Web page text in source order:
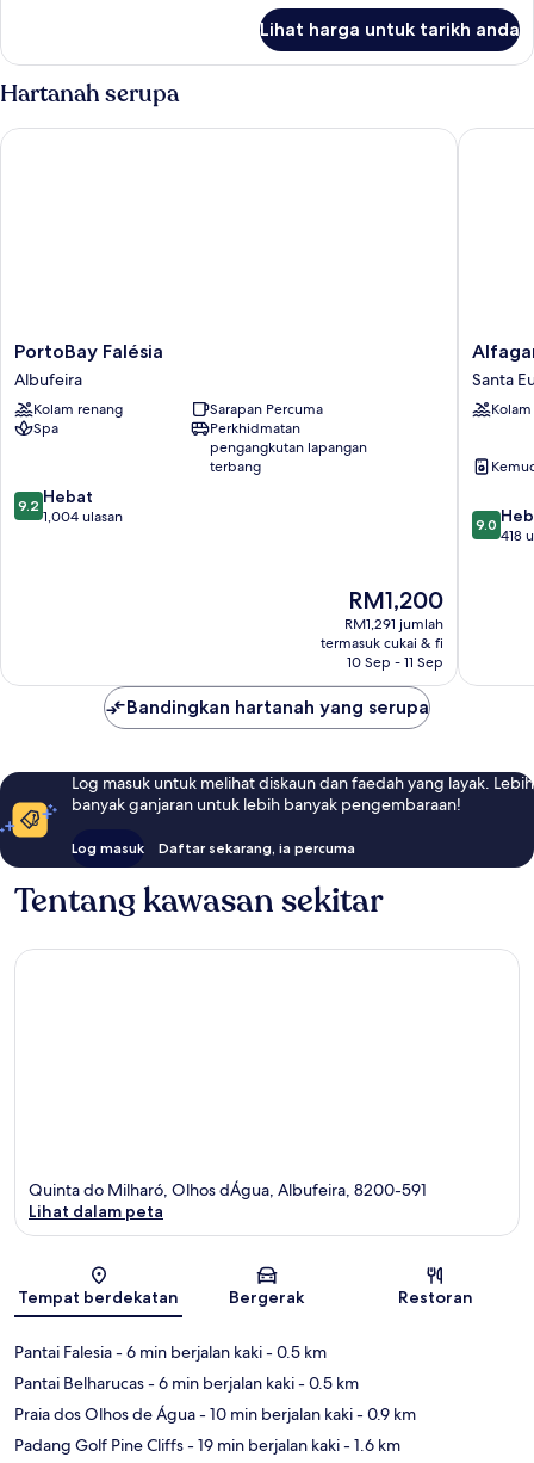
Lihat harga untuk tarikh anda
Hartanah serupa
PortoBay
Falésia
Albufeira
PortoBay Falésia
Albufeira
Kolam renang
Sarapan Percuma
Spa
Perkhidmatan
pengangkutan lapangan
terbang
9.2
daripada
9.2 Hebat
1,004 ulasan
Harga
ialah
RM1,200
RM1,200
RM1,291 jumlah
termasuk cukai & fi
10 Sep - 11 Sep
PortoBay Falésia
Alfagar
Alto
da
Colina
Eulália
Santa
9.0
9.0
418
Alfagar
Bandingkan hartanah yang serupa
Log masuk untuk melihat diskaun dan faedah yang layak. Lebih
banyak ganjaran untuk lebih banyak pengembaraan!
Log masuk Daftar sekarang, ia percuma
Tentang kawasan sekitar
Peta
Quinta do Milharó, Olhos dÁgua, Albufeira, 8200-591
Lihat dalam peta
Tempat berdekatan Bergerak Restoran
Pantai Falesia- 6 min berjalan kaki- 0.5 km
Pantai Belharucas- 6 min berjalan kaki- 0.5 km
Praia dos Olhos de Água- 10 min berjalan kaki- 0.9 km
Padang Golf Pine Cliffs- 19 min berjalan kaki- 1.6 km